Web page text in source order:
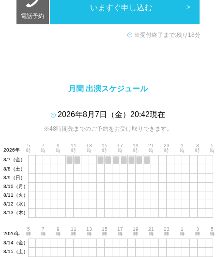
電話予約
いますぐ申し込む
※受付終了まで:残り18分
月間 出演スケジュール
2026年8月7日（金）20:42現在
※48時間先までのご予約をお受け取りできます。
2026年
5
時
7
時
9
時
11
時
13
時
15
時
17
時
19
時
21
時
23
時
1
時
3
時
5
時
8/7（金）
8/8（土）
8/9（日）
8/10（月）
8/11（火）
8/12（水）
8/13（木）
2026年
5
時
7
時
9
時
11
時
13
時
15
時
17
時
19
時
21
時
23
時
1
時
3
時
5
時
8/14（金）
8/15（土）